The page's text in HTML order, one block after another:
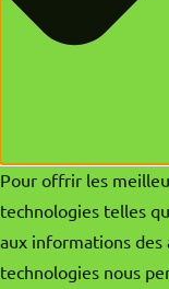
Pour offrir les
technologies telles
aux informations des
technologies nous